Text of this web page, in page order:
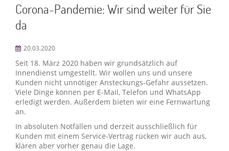
Corona-Pandemie: Wir sind weiter für Sie
da
20.03.2020
Seit 18. März 2020 haben wir grundsätzlich auf
Innendienst umgestellt. Wir wollen uns und unsere
Kunden nicht unnötiger Ansteckungs-Gefahr aussetzen.
Viele Dinge können per E-Mail, Telefon und WhatsApp
erledigt werden. Außerdem bieten wir eine Fernwartung
an.
In absoluten Notfällen und derzeit ausschließlich für
Kunden mit einem Service-Vertrag rücken wir auch aus,
klären aber vorher genau die Lage.